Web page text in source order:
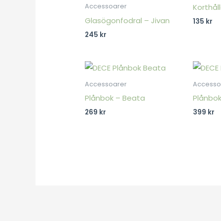
Accessoarer
Glasögonfodral – Jivan
245 kr
135 kr
Accessoarer
Plånbok – Beata
269 kr 399 kr